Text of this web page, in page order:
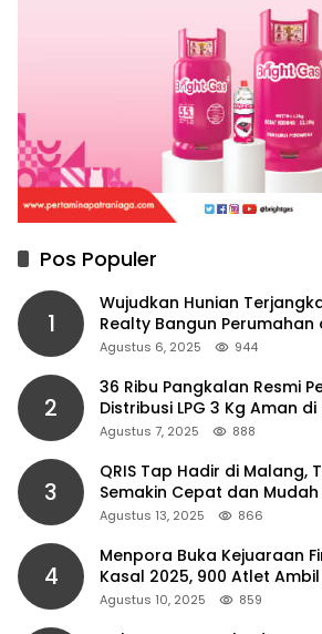
Pos Populer
1
Wujudkan Hunian
Realty Bangun Perumahan
Agustus 6, 2025 944
2
36 Ribu Pangkalan Resmi
Distribusi LPG 3 Kg Aman
Agustus 7, 2025 888
3
QRIS Tap Hadir di Malang,
Semakin Cepat dan
NFC
Agustus 13, 2025 866
4
Menpora Buka Kejuaraan
Kasal 2025, 900 Atlet
Agustus 10, 2025 859